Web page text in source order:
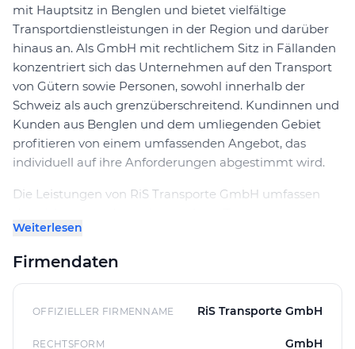
mit Hauptsitz in Benglen und bietet vielfältige
Transportdienstleistungen in der Region und darüber
hinaus an. Als GmbH mit rechtlichem Sitz in Fällanden
konzentriert sich das Unternehmen auf den Transport
von Gütern sowie Personen, sowohl innerhalb der
Schweiz als auch grenzüberschreitend. Kundinnen und
Kunden aus Benglen und dem umliegenden Gebiet
profitieren von einem umfassenden Angebot, das
individuell auf ihre Anforderungen abgestimmt wird.
Die Leistungen von RiS Transporte GmbH umfassen
verschiedenster Waren, ergänzt durch
zusammenhängen. Dabei steht eine flexible und
bedarfsgerechte Umsetzung der Aufgaben im
Vordergrund. Auch Personenbeförderung gehört zum
vielseitiger Dienstleister in der Region um Benglen
Weiterlesen
Firmendaten
OFFIZIELLER FIRMENNAME RiS Transporte GmbH
RECHTSFORM GmbH